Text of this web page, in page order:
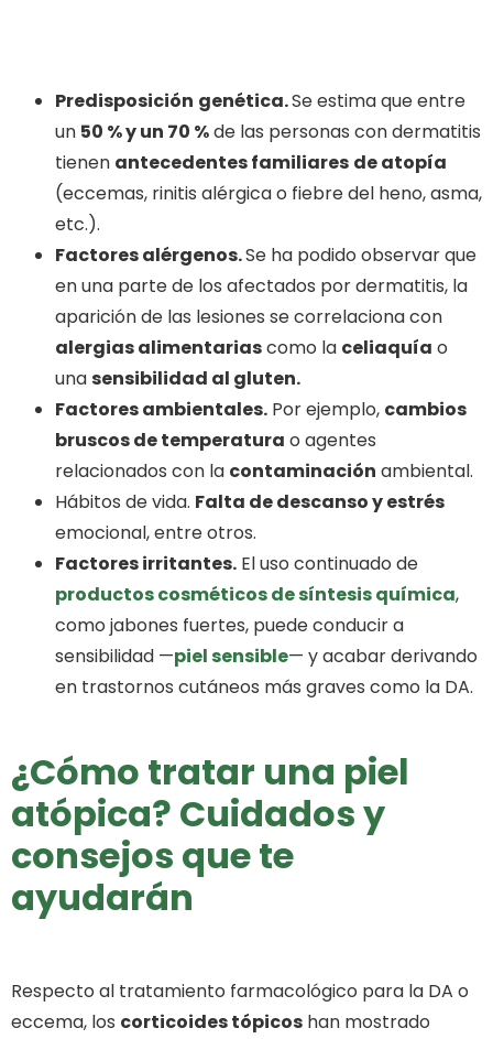
Predisposición genética.Se estima que entre
un 50 % y un 70 %de las personas con dermatitis
tienen antecedentes familiares de atopía
(eccemas, rinitis alérgica o fiebre del heno, asma,
etc.).
Factores alérgenos.Se ha podido observar que
en una parte de los afectados por dermatitis, la
aparición de las lesiones se correlaciona con
alergias alimentariascomo la celiaquía o
una sensibilidad al gluten.
Factores ambientales. Por ejemplo, cambios
bruscos de temperatura o agentes
relacionados con la contaminación ambiental.
Hábitos de vida. Falta de descanso y estrés
emocional, entre otros.
Factores irritantes. El uso continuado de
productos cosméticos de síntesis química,
como jabones fuertes, puede conducir a
sensibilidad —piel sensible— y acabar derivando
en trastornos cutáneos más graves como la DA.
¿Cómo tratar una piel
atópica? Cuidados y
consejos que te
ayudarán
Respecto al tratamiento farmacológico para la DA o
eccema, los corticoides tópicos han mostrado